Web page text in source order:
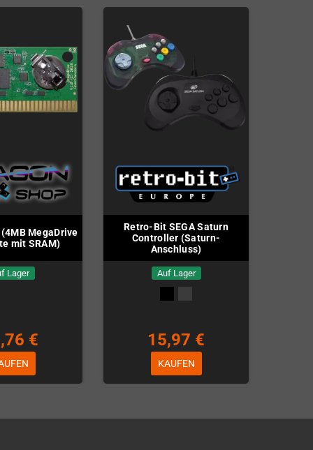
MegaDrive
mit SRAM)
Lager
€
Retro-Bit SEGA Saturn
Controller (Saturn-
Anschluss)
Auf Lager
15,97 €
KAUFEN